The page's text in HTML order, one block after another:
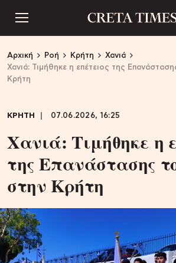
Αρχική Ροή Κρήτη
Χανιά
Χανιά: Τιμήθηκε η επέτειος της
Κρήτη
ΚΡΗΤΗ 07.06.2026, 16:25
Χανιά: Τιμήθηκε η
της Επανάστασης
στην Κρήτη